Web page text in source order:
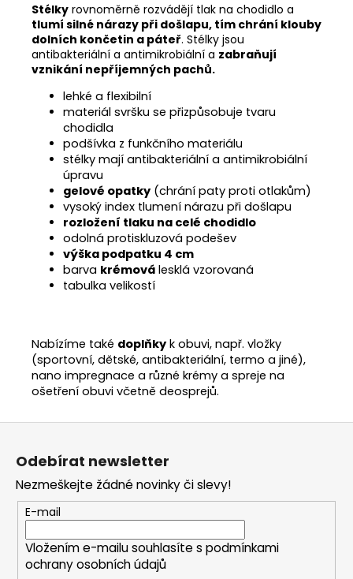
Stélky rovnoměrně rozvádějí tlak na chodidlo a
tlumí silné nárazy při došlapu, tím chrání klouby
dolních končetin a páteř. Stélky jsou
antibakteriální a antimikrobiální a zabraňují
vznikání nepříjemných pachů.
lehké a flexibilní
materiál svršku se přizpůsobuje tvaru
chodidla
podšívka z funkčního materiálu
stélky mají antibakteriální a antimikrobiální
úpravu
gelové opatky (chrání paty proti otlakům)
vysoký index tlumení nárazu při došlapu
rozložení tlaku na celé chodidlo
odolná protiskluzová podešev
výška podpatku 4 cm
barva krémová lesklá vzorovaná
tabulka velikostí
Nabízíme také doplňky k obuvi, např. vložky
(sportovní, dětské, antibakteriální, termo a jiné),
nano impregnace a různé krémy a spreje na
ošetření obuvi včetně deosprejů.
Z
Odebírat newsletter
Nezmeškejte žádné novinky či slevy!
E-mail
Vložením e-mailu souhlasíte s podmínkami
ochrany osobních údajů